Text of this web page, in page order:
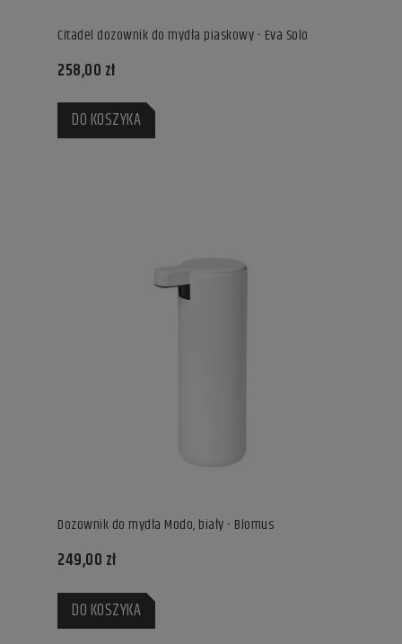
Citadel dozownik do mydła piaskowy - Eva Solo
258,00 zł
DO KOSZYKA
Dozownik do mydła Modo, biały - Blomus
249,00 zł
DO KOSZYKA